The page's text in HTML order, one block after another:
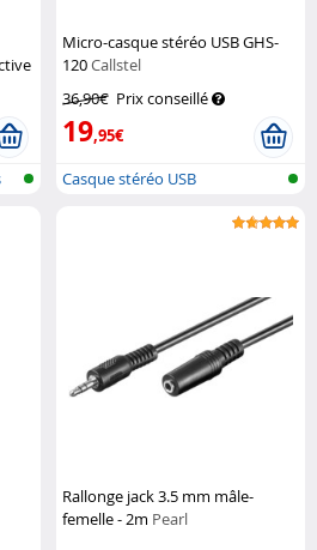
Micro-casque stéréo USB GHS-
120Callstel
36,90€ Prix conseillé
19,95€
Casque stéréo USB
Rallonge jack 3.5 mm mâle-
femelle - 2m Pearl